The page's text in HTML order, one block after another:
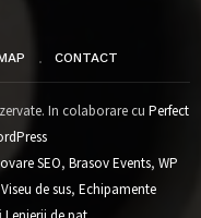
CONTACT
In colaborare cu Perfect
SEO, Brasov Events, WP
de sus, Echipamente